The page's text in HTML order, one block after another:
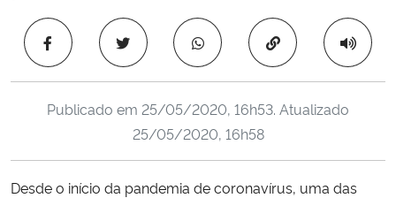
Ministério da Educação
Copiar para área
Publicado em 25/05/2020, 16h53. Atualizado
25/05/2020, 16h58
Desde o início da pandemia de coronavírus, uma das